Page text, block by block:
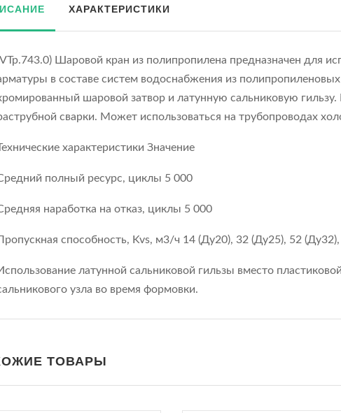
ХАРАКТЕРИСТИКИ
Шаровой кран из полипропилена предназначен для
в составе систем водоснабжения из
шаровой затвор и латунную сальниковую
сварки. Может использоваться на трубопроводах
характеристики Значение
полный ресурс, циклы 5 000
наработка на отказ, циклы 5 000
способность, Kvs, м3/ч 14 (Ду20), 32 (Ду25), 52
латунной сальниковой гильзы вместо
узла во время формовки.
ТОВАРЫ